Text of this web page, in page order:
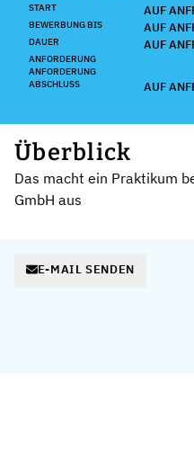
START AUF
BEWERBUNG BIS AUF
DAUER AUF
ANFORDERUNG
ANFORDERUNG
ABSCHLUSS
AUF
Überblick
Das macht ein Praktikum
GmbH aus
E-MAIL SENDEN